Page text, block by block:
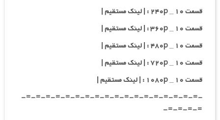
قسمت ۱۰ _ ۲۴۰p : | لینک مستقیم |
قسمت ۱۰ _ ۳۶۰p : | لینک مستقیم |
قسمت ۱۰ _ ۴۸۰p : | لینک مستقیم |
قسمت ۱۰ _ ۷۲۰p : | لینک مستقیم |
قسمت ۱۰ _ ۱۰۸۰p : | لینک مستقیم |
-=-=-=-=-=-=-=-=-=-=-=-=-=-=-=-=-=-=-
=-=-=-=-